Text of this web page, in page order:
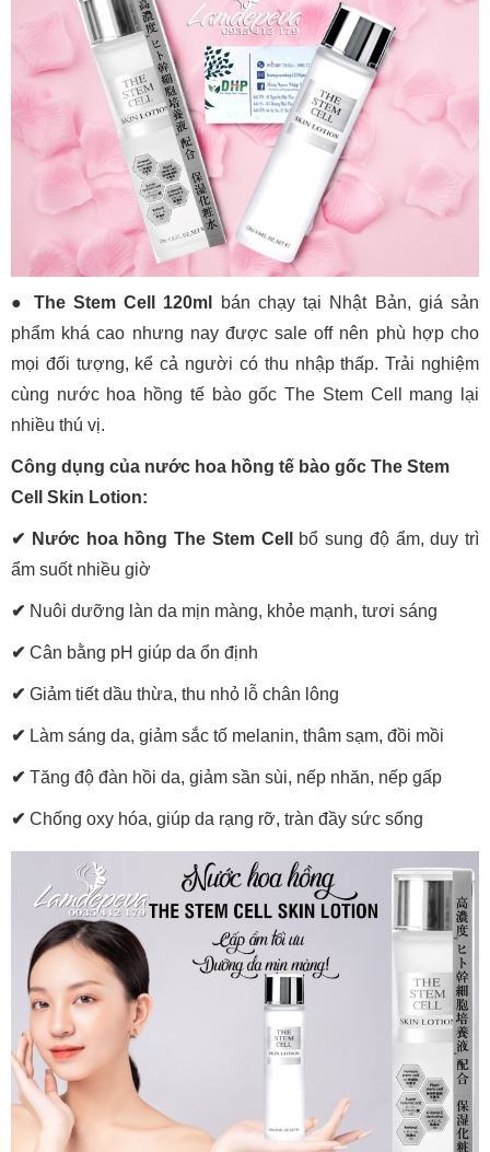
● The Stem Cell 120ml
bán chạy tại Nhật Bản, giá sản
phẩm khá cao nhưng nay được sale off nên phù hợp cho
mọi đối tượng, kể cả người có thu nhập thấp. Trải nghiệm
cùng nước hoa hồng tế bào gốc The Stem Cell mang lại
nhiều thú vị.
Công dụng của nước hoa hồng tế bào gốc The Stem
Cell Skin Lotion:
✔ Nước hoa hồng The Stem Cell
bổ sung độ ẩm, duy trì
ẩm suốt nhiều giờ
✔ Nuôi dưỡng làn da mịn màng, khỏe mạnh, tươi sáng
✔ Cân bằng pH giúp da ổn định
✔ Giảm tiết dầu thừa, thu nhỏ lỗ chân lông
✔ Làm sáng da, giảm sắc tố melanin, thâm sạm, đồi mồi
✔ Tăng độ đàn hồi da, giảm sần sùi, nếp nhăn, nếp gấp
✔ Chống oxy hóa, giúp da rạng rỡ, tràn đầy sức sống